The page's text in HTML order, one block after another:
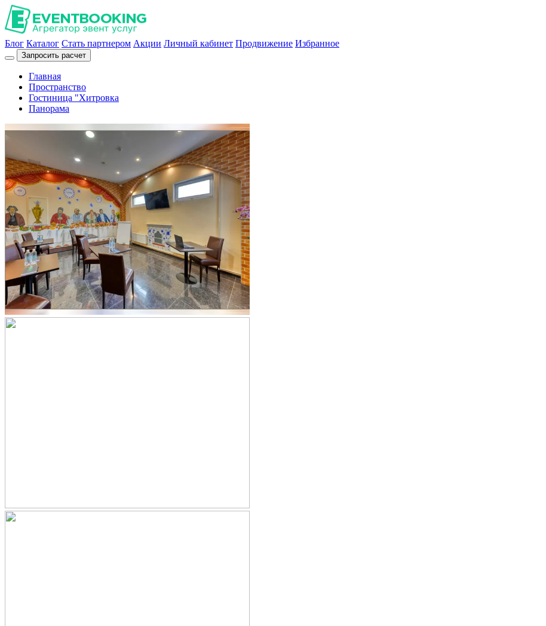
Блог Каталог Стать партнером Акции Личный кабинет Продвижение Избранное
Запросить расчет
Главная
Пространство
Гостиница "Хитровка
Панорама